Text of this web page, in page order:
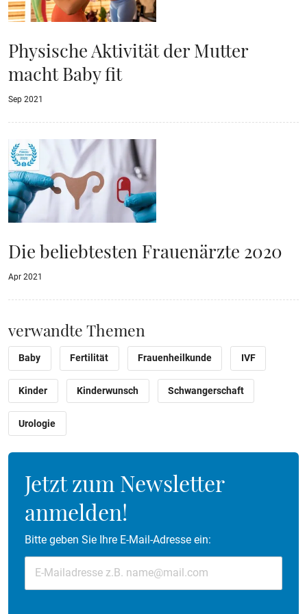
Physische Aktivität der Mutter
macht Baby fit
Sep 2021
Die beliebtesten Frauenärzte 2020
Apr 2021
verwandte Themen
Baby Fertilität Frauenheilkunde IVF
Kinder Kinderwunsch Schwangerschaft
Urologie
Jetzt zum Newsletter
anmelden!
Bitte geben Sie Ihre E-Mail-Adresse ein: